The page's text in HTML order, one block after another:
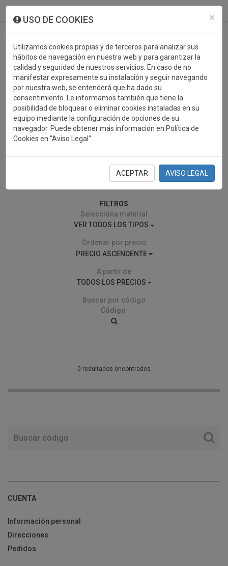
×
USO DE COOKIES
Utilizamos cookies propias y de terceros para analizar sus
hábitos de navegación en nuestra web y para garantizar la
calidad y seguridad de nuestros servicios. En caso de no
manifestar expresamente su instalación y seguir navegando
por nuestra web, se entenderá que ha dado su
consentimiento. Le informamos también que tiene la
posibilidad de bloquear o eliminar cookies instaladas en su
equipo mediante la configuración de opciones de su
navegador. Puede obtener más información en Política de
Cookies en "Aviso Legal"
ACEPTAR AVISO LEGAL
PAJAROS
FILTROS
Selecciona material
VER TODOS LOS TIPOS
Ordenar por precio
PRECIO ASCENDENTE
A partir de
TODOS LOS PRECIOS
Buscar por código
0 resultados encontrados
CUENTA
Información personal
Direcciones
Pedidos